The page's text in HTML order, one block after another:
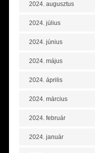
2024. augusztus
2024. július
2024. június
2024. május
2024. április
2024. március
2024. február
2024. január